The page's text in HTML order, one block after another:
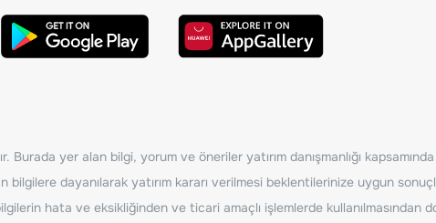
Burada yer alan bilgi, yorum ve öneriler yatırım danışmanlığı
dayanılarak yatırım kararı verilmesi beklentilerinize uygun
hata ve eksikliğinden ve ticari amaçlı işlemlerde